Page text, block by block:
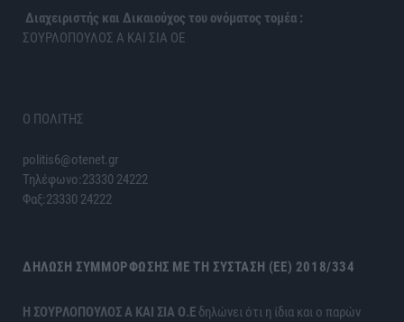
Διαχειριστής και Δικαιούχος του ονόματος τομέα :
ΣΟΥΡΛΟΠΟΥΛΟΣ Α ΚΑΙ ΣΙΑ ΟΕ
Ο ΠΟΛΙΤΗΣ
politis6@otenet.gr
Τηλέφωνο:23330 24222
Φαξ:23330 24222
ΔΉΛΩΣΗ ΣΥΜΜΌΡΦΩΣΗΣ ΜΕ ΤΗ ΣΎΣΤΑΣΗ (ΕΕ) 2018/334
H ΣΟΥΡΛΟΠΟΥΛΟΣ Α ΚΑΙ ΣΙΑ Ο.Ε δηλώνει ότι η ίδια και ο παρών